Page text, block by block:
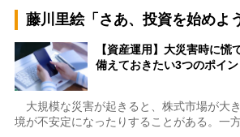
藤川里絵「さあ、投資を始めよ
【資産運用】大災害時に慌
備えておきたい3つのポイ
大規模な災害が起きると、株式市場が大
境が不安定になったりすることがある。一